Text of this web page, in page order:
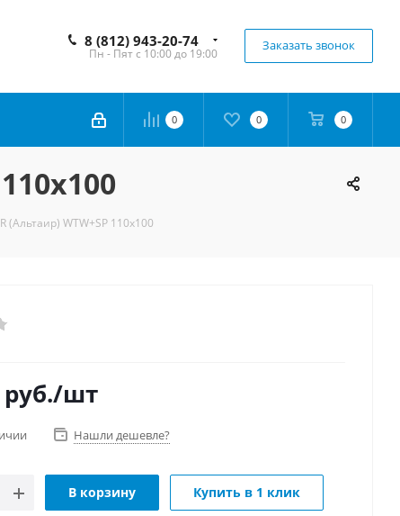
8 (812) 943-20-74
Пн - Пят с 10:00 до 19:00
Заказать звонок
0 0 0
(Альтаир) WTW+SP 110x100
руб./шт
Нашли дешевле?
В корзину Купить в 1 клик